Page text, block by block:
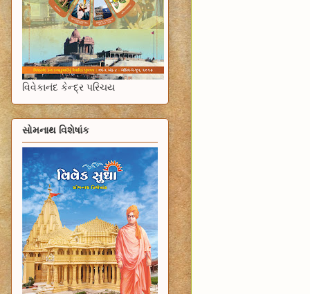
વિવેકાનંદ કેન્દ્ર પરિચય
સોમનાથ વિશેષાંક